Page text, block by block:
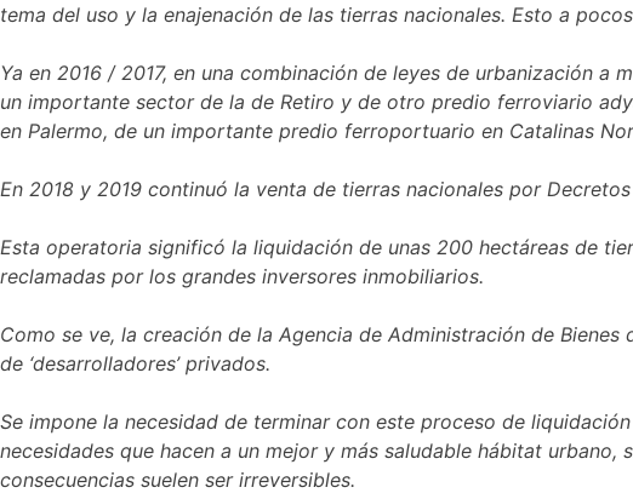
tema del uso y la enajenación de las tierras nacionales. Esto a
Ya en 2016 / 2017, en una combinación de leyes de urbanización
un importante sector de la de Retiro y de otro predio ferroviario
en Palermo, de un importante predio ferroportuario en Catalinas
En 2018 y 2019 continuó la venta de tierras nacionales por
Esta operatoria significó la liquidación de unas 200 hectáreas de
reclamadas por los grandes inversores inmobiliarios.
Como se ve, la creación de la Agencia de Administración de
de ‘desarrolladores’ privados.
Se impone la necesidad de terminar con este proceso de
necesidades que hacen a un mejor y más saludable hábitat
consecuencias suelen ser irreversibles.